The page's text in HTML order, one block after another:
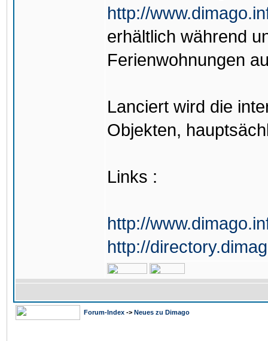
http://
erhältlich während
Ferienwohnungen
Lanciert wird die
Objekten,
Links :
http://
http://
Forum-Index -> Neues zu Dimago